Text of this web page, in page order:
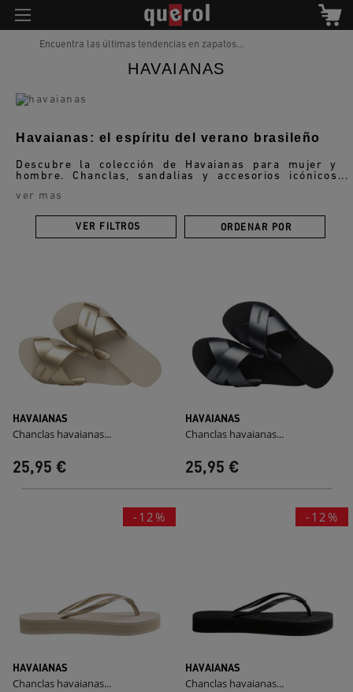
Encuentra las últimas tendencias en zapatos...
HAVAIANAS
Havaianas: el espíritu del verano brasileño
Descubre la colección de Havaianas para mujer y
hombre. Chanclas, sandalias y accesorios icónicos
acompañarte en cualquier momento del verano.
ver mas
VER FILTROS ORDENAR POR
HAVAIANAS
Chanclas havaianas...
25,95 €
HAVAIANAS
Chanclas havaianas...
25,95 €
-12%
HAVAIANAS
Chanclas havaianas...
-12%
HAVAIANAS
Chanclas havaianas...